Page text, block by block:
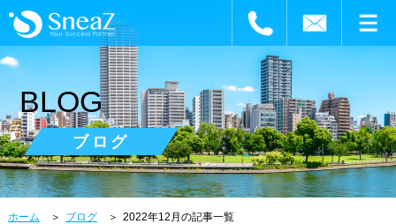
BLOG
ブログ
ホーム ブログ 2022年12月の記事一覧